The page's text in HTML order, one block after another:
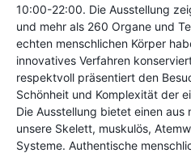
10:00-22:00. Die Ausstellung
und mehr als 260 Organe und
echten menschlichen Körper
innovatives Verfahren
respektvoll präsentiert den
Schönheit und Komplexität der
Die Ausstellung bietet einen aus
unsere Skelett, muskulös,
Systeme. Authentische